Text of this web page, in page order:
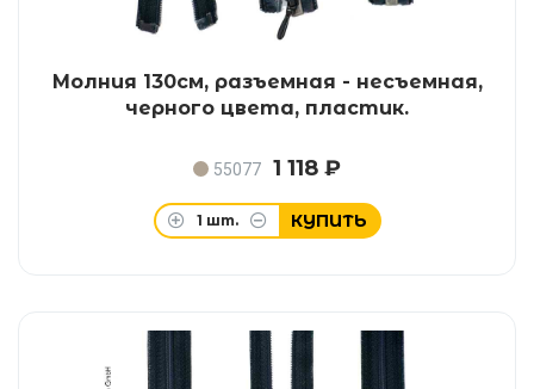
Молния 130см, разъемная - несъемная,
черного цвета, пластик.
55077 1 118 ₽
1 шт. КУПИТЬ